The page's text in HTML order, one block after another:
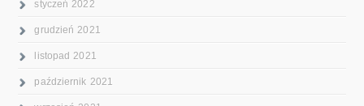
styczeń 2022
grudzień 2021
listopad 2021
październik 2021